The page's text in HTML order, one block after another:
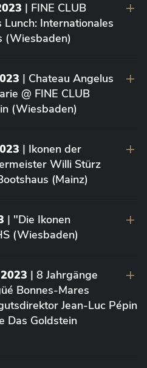
| FINE CLUB
Internationales
(Wiesbaden)
| Chateau Angelus
@ FINE CLUB
(Wiesbaden)
| Ikonen der
Willi Stürz
(Mainz)
| "Die Ikonen
(Wiesbaden)
| 8 Jahrgänge
Bonnes-Mares
Jean-Luc Pépin
Das Goldstein